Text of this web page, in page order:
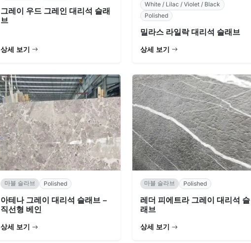
그레이 우드 그레인 대리석 슬래
브
상세 보기
White / Lilac / Violet / Black
Polished
밀라스 라일락 대리석 슬래브
상세 보기
마블 슬라브 Polished
아테나 그레이 대리석 슬래브 –
직선형 베인
상세 보기
마블 슬라브 Polished
레더 피에트라 그레이 대리석 슬
래브
상세 보기